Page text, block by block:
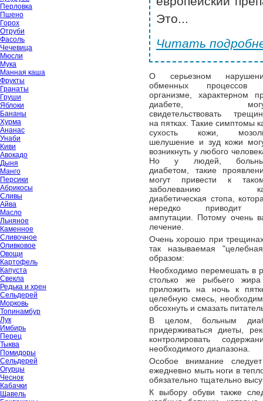
Перловка
Пшено
Горох
Отруби
Фасоль
Чечевица
Мюсли
Мука
Манная каша
Фрукты
Гранаты
Груши
Яблоки
Бананы
Хурма
Ананас
Унаби
Киви
Авокадо
Дыня
Манго
Персики
Абрикосы
Сливы
Айва
Масло
Льняное
Каменное
Сливочное
Оливковое
Овощи
Картофель
Капуста
Свекла
Редька и хрен
Сельдерей
Морковь
Топинамбур
Лук
Имбирь
Перец
Тыква
Помидоры
Сельдерей
Огурцы
Чеснок
Кабачки
Щавель
Это...
Читать
О серьезном
обменных процессов
организме, характерном
диабете,
свидетельствовать
на пятках. Такие симптомы
сухость кожи,
шелушение и зуд кожи
возникнуть у любого
Но у людей,
диабетом, такие
могут привести к
заболеванию
диабетическая стопа,
нередко приводит
ампутации. Потому очень
лечение.
Очень хорошо при
так называемая
образом:
Необходимо перемешать в
столько же рыбьего
приложить на ночь к
целебную смесь,
обсохнуть и смазать
В целом, больным
придерживаться диеты,
контролировать
необходимого диапазона.
Особое внимание
ежедневно мыть ноги в
обязательно тщательно
К выбору обуви также